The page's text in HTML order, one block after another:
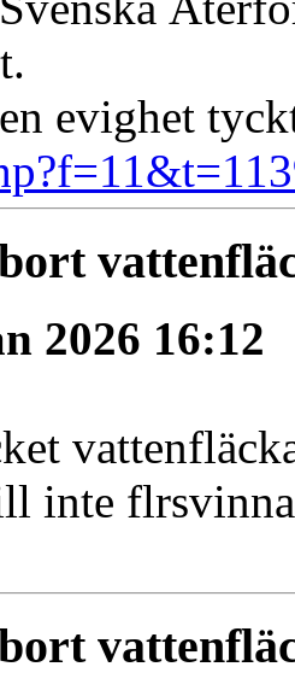
evighet
2026 16:12
inte